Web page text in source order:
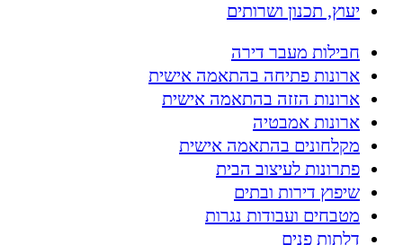
יעוץ, תכנון ושרותים
חבילות מעבר דירה
ארונות פתיחה בהתאמה אישית
ארונות הזזה בהתאמה אישית
ארונות אמבטיה
מקלחונים בהתאמה אישית
פתרונות לעיצוב הבית
שיפוץ דירות ובתים
מטבחים ועבודות נגרות
דלתות פנים